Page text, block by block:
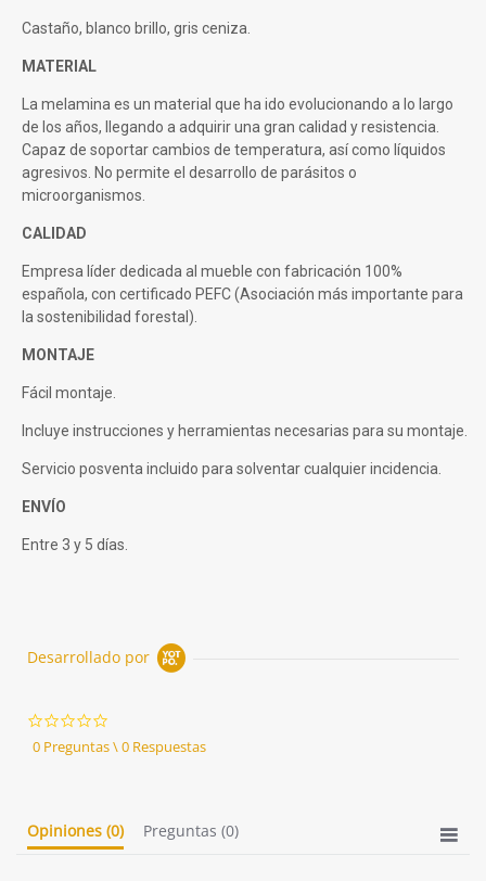
Castaño, blanco brillo, gris ceniza.
MATERIAL
La melamina es un material que ha ido evolucionando a lo largo
de los años, llegando a adquirir una gran calidad y resistencia.
Capaz de soportar cambios de temperatura, así como líquidos
agresivos. No permite el desarrollo de parásitos o
microorganismos.
CALIDAD
Empresa líder dedicada al mueble con fabricación 100%
española, con certificado PEFC (Asociación más importante para
la sostenibilidad forestal).
MONTAJE
Fácil montaje.
Incluye instrucciones y herramientas necesarias para su montaje.
Servicio posventa incluido para solventar cualquier incidencia.
ENVÍO
Entre 3 y 5 días.
Desarrollado por
star
rating
0 Preguntas \ 0 Respuestas
Opiniones (0) Preguntas (0)